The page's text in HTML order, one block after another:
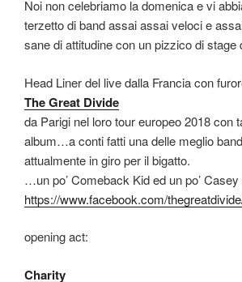
Noi non celebriamo la domenica e vi
terzetto di band assai assai veloci e
sane di attitudine con un pizzico di stage
Head Liner del live dalla Francia con
The Great Divide
da Parigi nel loro tour europeo 2018 con
album…a conti fatti una delle meglio
attualmente in giro per il bigatto.
…un po’ Comeback Kid ed un po’
https://www.facebook.com/
opening act:
Charity